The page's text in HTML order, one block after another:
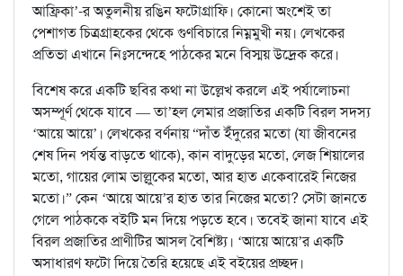
আফ্রিকা’-র অতুলনীয় রঙিন ফটোগ্রাফি। কোনো অংশেই তা
পেশাগত চিত্রগ্রাহকের থেকে গুণবিচারে নিম্নমুখী নয়। লেখকের
প্রতিভা এখানে নিঃসন্দেহে পাঠকের মনে বিস্ময় উদ্রেক করে।
বিশেষ করে একটি ছবির কথা না উল্লেখ করলে এই পর্যালোচনা
অসম্পূর্ণ থেকে যাবে — তা’হল লেমার প্রজাতির একটি বিরল সদস্য
‘আয়ে আয়ে’। লেখকের বর্ণনায় “দাঁত ইঁদুরের মতো (যা জীবনের
শেষ দিন পর্যন্ত বাড়তে থাকে), কান বাদুড়ের মতো, লেজ শিয়ালের
মতো, গায়ের লোম ভাল্লুকের মতো, আর হাত একেবারেই নিজের
মতো।” কেন ‘আয়ে আয়ে’র হাত তার নিজের মতো? সেটা জানতে
গেলে পাঠককে বইটি মন দিয়ে পড়তে হবে। তবেই জানা যাবে এই
বিরল প্রজাতির প্রাণীটির আসল বৈশিষ্ট্য। ‘আয়ে আয়ে’র একটি
অসাধারণ ফটো দিয়ে তৈরি হয়েছে এই বইয়ের প্রচ্ছদ।